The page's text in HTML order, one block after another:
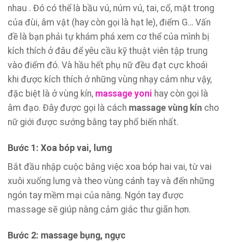
nhau . Đó có thể là bầu vú, núm vú, tai, cổ, mặt trong
của đùi, âm vật (hay còn gọi là hạt le), điểm G… Vấn
đề là bạn phải tự khám phá xem cơ thể của mình bị
kích thích ở đâu để yêu cầu kỹ thuật viên tập trung
vào điểm đó. Và hầu hết phụ nữ đều đạt cực khoái
khi được kích thích ở những vùng nhạy cảm như vậy,
đặc biệt là ở vùng kín, massage yoni hay còn gọi là
âm đạo. Đây được gọi là cách massage vùng kín cho
nữ giới được sướng bằng tay phổ biến nhất.
Bước 1: Xoa bóp vai, lưng
Bắt đầu nhập cuộc bằng việc xoa bóp hai vai, từ vai
xuôi xuống lưng và theo vùng cánh tay và đến những
ngón tay mềm mại của nàng. Ngón tay được
massage sẽ giúp nàng cảm giác thư giãn hơn.
Bước 2: massage bụng, ngực